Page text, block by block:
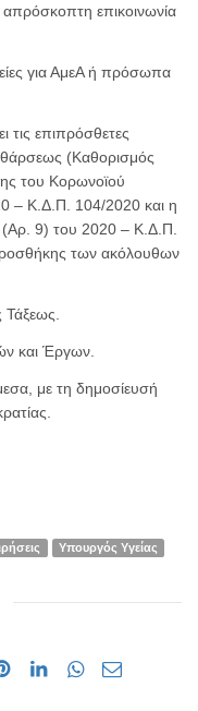
απρόσκοπτη επικοινωνία
για ΑμεΑ ή πρόσωπα
επιπρόσθετες
(Καθορισμός
του Κορωνοϊού
– Κ.Δ.Π. 104/2020 και η
(Αρ. 9) του 2020 – Κ.Δ.Π.
των ακόλουθων
Τάξεως.
και Έργων.
με τη δημοσίευσή
Υπουργός Υγείας